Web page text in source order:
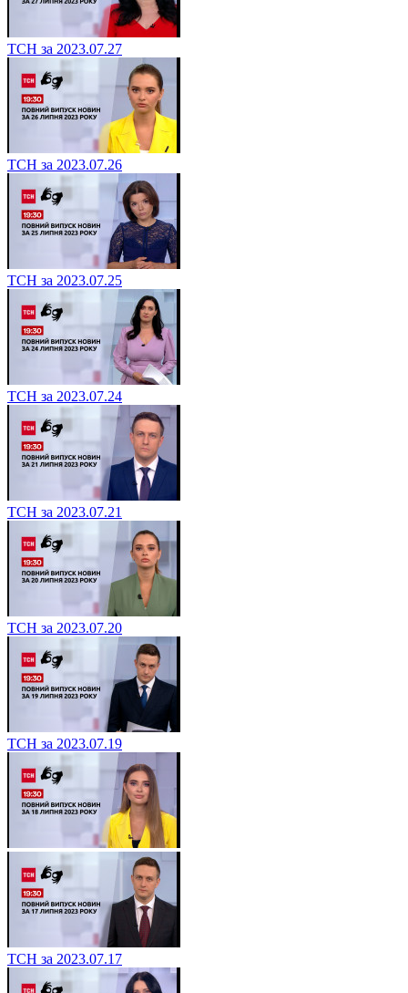
ТСН за 2023.07.27
ТСН за 2023.07.26
ТСН за 2023.07.25
ТСН за 2023.07.24
ТСН за 2023.07.21
ТСН за 2023.07.20
ТСН за 2023.07.19
ТСН за 2023.07.17